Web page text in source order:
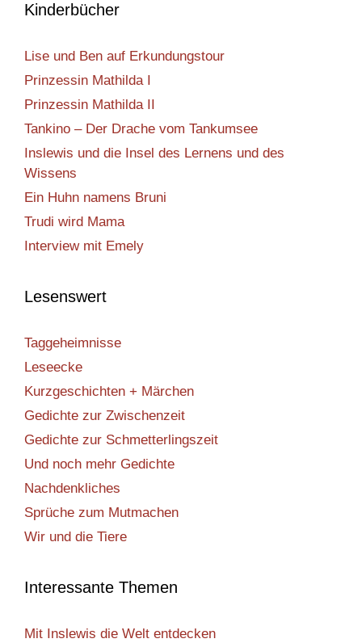
Kinderbücher
Lise und Ben auf Erkundungstour
Prinzessin Mathilda I
Prinzessin Mathilda II
Tankino – Der Drache vom Tankumsee
Inslewis und die Insel des Lernens und des
Wissens
Ein Huhn namens Bruni
Trudi wird Mama
Interview mit Emely
Lesenswert
Taggeheimnisse
Leseecke
Kurzgeschichten + Märchen
Gedichte zur Zwischenzeit
Gedichte zur Schmetterlingszeit
Und noch mehr Gedichte
Nachdenkliches
Sprüche zum Mutmachen
Wir und die Tiere
Interessante Themen
Mit Inslewis die Welt entdecken